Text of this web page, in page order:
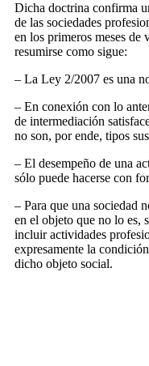
Dicha doctrina confirma
de las sociedades
en los primeros meses
resumirse como sigue:
– La Ley 2/2007 es una
– En conexión con lo
de intermediación
no son, por ende, tipos
– El desempeño de una
sólo puede hacerse con
– Para que una sociedad
en el objeto que no lo es,
incluir actividades
expresamente la
dicho objeto social.